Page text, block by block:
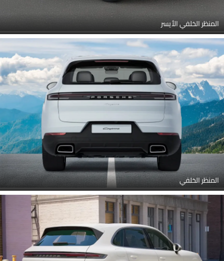
المنظر الخلفي الأيسر
المنظر الخلفي